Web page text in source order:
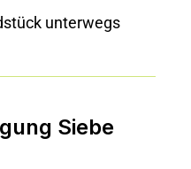
unterwegs
Siebe